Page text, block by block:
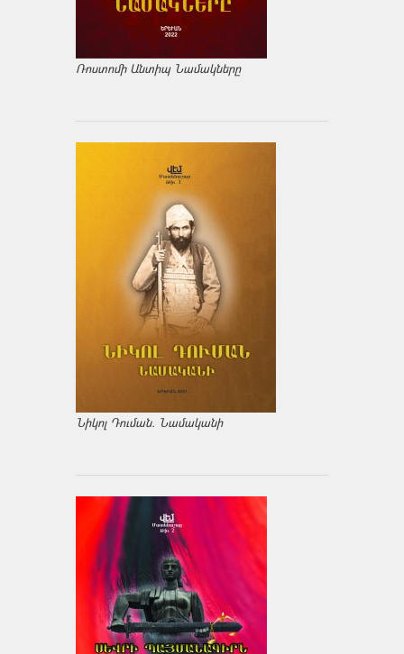
Ռոստոմի Անտիպ Նամակները
Նիկոլ Դուման. Նամականի